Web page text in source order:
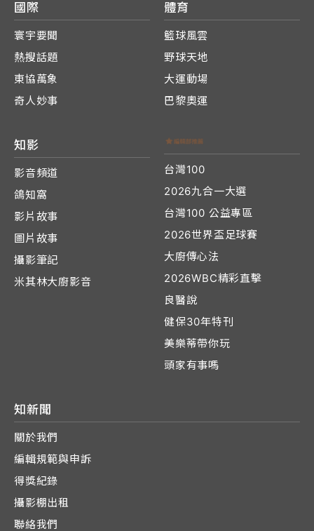
國際
寰宇要聞
熱搜話題
東協萬象
奇人妙事
體育
籃球風雲
野球天地
大運動場
巴黎奧運
知影
影音頻道
鴿知窩
影片故事
圖片故事
攝影筆記
米其林大廚影音
台灣100
2026九合一大選
台灣100 公益專區
2026世界盃足球賽
大廚傳心法
2026WBC精彩直擊
良醫說
健保30年特刊
美樂蒂帶你玩
頭家有事嗎
知新聞
關於我們
編輯規範與申訴
得獎紀錄
攝影棚出租
聯絡我們